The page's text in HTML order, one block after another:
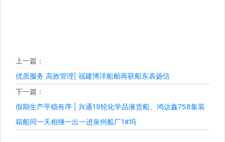
上一篇：
优质服务 高效管理| 福建博洋船舶再获船东表扬信
下一篇：
假期生产平稳有序 | 兴通19轮化学品液货船、鸿达鑫758集装
箱船同一天相继一出一进泉州船厂1#坞